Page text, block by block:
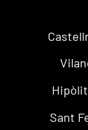
Sant